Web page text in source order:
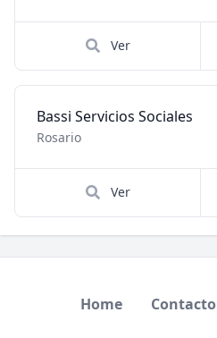
Ver
Bassi Servicios Sociales
Rosario
Ver
Home Contacto